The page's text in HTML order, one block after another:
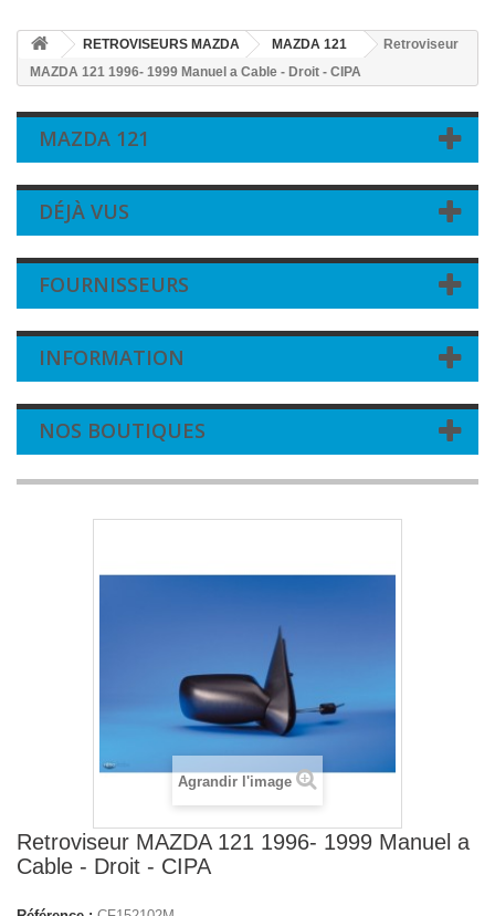
RETROVISEURS MAZDA MAZDA 121
Retroviseur
MAZDA 121 1996- 1999 Manuel a Cable - Droit - CIPA
MAZDA 121
DÉJÀ VUS
FOURNISSEURS
INFORMATION
NOS BOUTIQUES
Agrandir l'image
Retroviseur MAZDA 121 1996- 1999 Manuel a
Cable - Droit - CIPA